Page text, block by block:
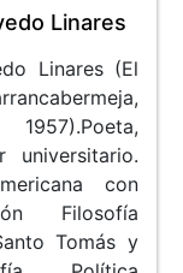
Linares
Linares (El
universitario.
con
Filosofía
Tomás y